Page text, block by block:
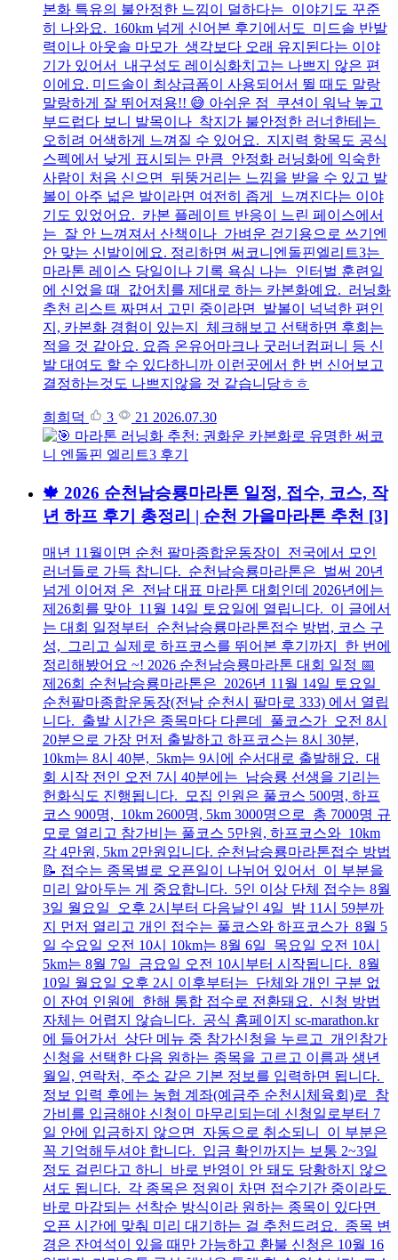
본화 특유의 불안정한 느낌이 덜하다는 이야기도 꾸준
히 나와요. 160km 넘게 신어본 후기에서도 미드솔 반발
력이나 아웃솔 마모가 생각보다 오래 유지된다는 이야
기가 있어서 내구성도 레이싱화치고는 나쁘지 않은 편
이에요. 미드솔이 최상급폼이 사용되어서 뛸 때도 말랑
말랑하게 잘 뛰어져용!! 😅 아쉬운 점 쿠션이 워낙 높고
부드럽다 보니 발목이나 착지가 불안정한 러너한테는
오히려 어색하게 느껴질 수 있어요. 지지력 항목도 공식
스펙에서 낮게 표시되는 만큼 안정화 러닝화에 익숙한
사람이 처음 신으면 뒤뚱거리는 느낌을 받을 수 있고 발
볼이 아주 넓은 발이라면 여전히 좁게 느껴진다는 이야
기도 있었어요. 카본 플레이트 반응이 느린 페이스에서
는 잘 안 느껴져서 산책이나 가벼운 걷기용으로 쓰기엔
안 맞는 신발이에요. 정리하면 써코니엔돌핀엘리트3는
마라톤 레이스 당일이나 기록 욕심 나는 인터벌 훈련일
에 신었을 때 값어치를 제대로 하는 카본화예요. 러닝화
추천 리스트 짜면서 고민 중이라면 발볼이 넉넉한 편인
지, 카본화 경험이 있는지 체크해보고 선택하면 후회는
적을 것 같아요. 요즘 온유어마크나 굿러너컴퍼니 등 신
발 대여도 할 수 있다하니까 이런곳에서 한 번 신어보고
결정하는것도 나쁘지않을 것 같습니당ㅎㅎ
희희덕 3 21 2026.07.30
🍁 2026 순천남승룡마라톤 일정, 접수, 코스, 작
년 하프 후기 총정리 | 순천 가을마라톤 추천 [3]
매년 11월이면 순천 팔마종합운동장이 전국에서 모인
러너들로 가득 찹니다. 순천남승룡마라톤은 벌써 20년
넘게 이어져 온 전남 대표 마라톤 대회인데 2026년에는
제26회를 맞아 11월 14일 토요일에 열립니다. 이 글에서
는 대회 일정부터 순천남승룡마라톤접수 방법, 코스 구
성, 그리고 실제로 하프코스를 뛰어본 후기까지 한 번에
정리해봤어요 ~! 2026 순천남승룡마라톤 대회 일정 📅
제26회 순천남승룡마라톤은 2026년 11월 14일 토요일
순천팔마종합운동장(전남 순천시 팔마로 333) 에서 열립
니다. 출발 시간은 종목마다 다른데 풀코스가 오전 8시
20분으로 가장 먼저 출발하고 하프코스는 8시 30분,
10km는 8시 40분, 5km는 9시에 순서대로 출발해요. 대
회 시작 전인 오전 7시 40분에는 남승룡 선생을 기리는
헌화식도 진행됩니다. 모집 인원은 풀코스 500명, 하프
코스 900명, 10km 2600명, 5km 3000명으로 총 7000명 규
모로 열리고 참가비는 풀코스 5만원, 하프코스와 10km
각 4만원, 5km 2만원입니다. 순천남승룡마라톤접수 방법
📝 접수는 종목별로 오픈일이 나뉘어 있어서 이 부분을
미리 알아두는 게 중요합니다. 5인 이상 단체 접수는 8월
3일 월요일 오후 2시부터 다음날인 4일 밤 11시 59분까
지 먼저 열리고 개인 접수는 풀코스와 하프코스가 8월 5
일 수요일 오전 10시 10km는 8월 6일 목요일 오전 10시
5km는 8월 7일 금요일 오전 10시부터 시작됩니다. 8월
10일 월요일 오후 2시 이후부터는 단체와 개인 구분 없
이 잔여 인원에 한해 통합 접수로 전환돼요. 신청 방법
자체는 어렵지 않습니다. 공식 홈페이지 sc-marathon.kr
에 들어가서 상단 메뉴 중 참가신청을 누르고 개인참가
신청을 선택한 다음 원하는 종목을 고르고 이름과 생년
월일, 연락처, 주소 같은 기본 정보를 입력하면 됩니다.
정보 입력 후에는 농협 계좌(예금주 순천시체육회)로 참
가비를 입금해야 신청이 마무리되는데 신청일로부터 7
일 안에 입금하지 않으면 자동으로 취소되니 이 부분은
꼭 기억해두셔야 합니다. 입금 확인까지는 보통 2~3일
정도 걸린다고 하니 바로 반영이 안 돼도 당황하지 않으
셔도 됩니다. 각 종목은 정원이 차면 접수기간 중이라도
바로 마감되는 선착순 방식이라 원하는 종목이 있다면
오픈 시간에 맞춰 미리 대기하는 걸 추천드려요. 종목 변
경은 잔여석이 있을 때만 가능하고 환불 신청은 10월 16